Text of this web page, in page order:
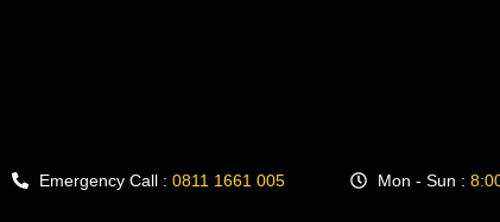
Emergency Call : 0811 1661 005 Mon - Sun :